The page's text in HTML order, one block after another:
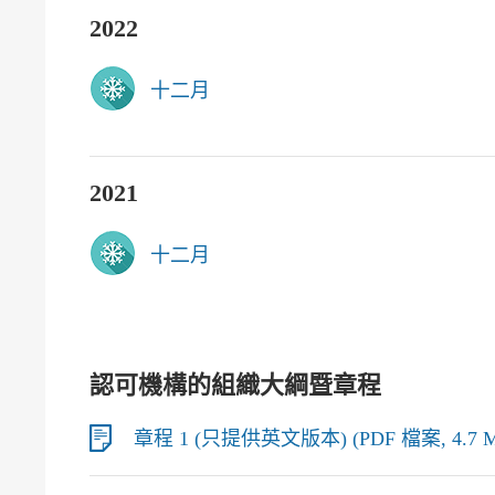
2022
十二月
2021
十二月
認可機構的組織大綱暨章程
章程 1 (只提供英文版本) (PDF 檔案, 4.7